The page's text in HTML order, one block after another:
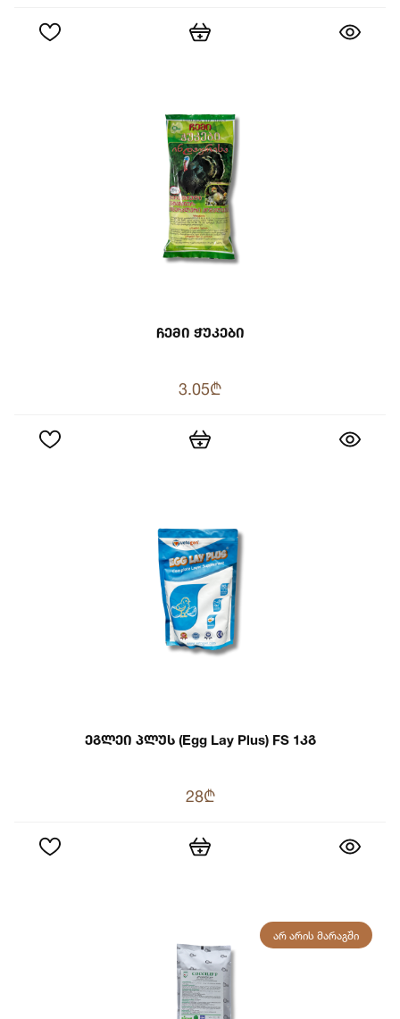
Ჩემი Ჭუკები
3.05₾
Ეგლეი Პლუს (Egg Lay Plus) FS 1კგ
28₾
ᲐᲠ ᲐᲠᲘᲡ ᲛᲐᲠᲐᲒᲨᲘ